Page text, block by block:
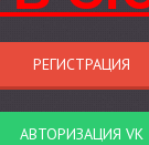
РЕГИСТРАЦИЯ
АВТОРИЗАЦИЯ VK